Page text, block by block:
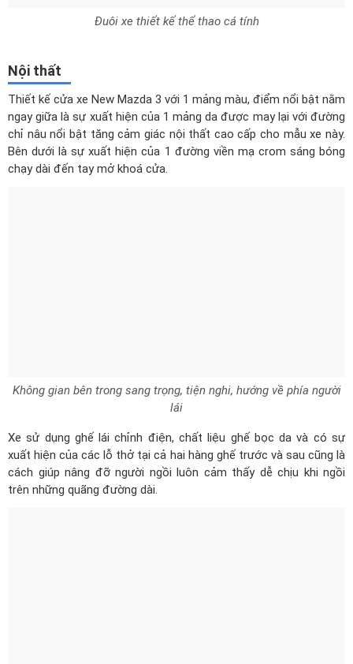
Đuôi xe thiết kế thể thao cá tính
Nội thất
Thiết kế cửa xe New Mazda 3 với 1 mảng màu, điểm nổi bật nằm
ngay giữa là sự xuất hiện của 1 mảng da được may lại với đường
chỉ nâu nổi bật tăng cảm giác nội thất cao cấp cho mẫu xe này.
Bên dưới là sự xuất hiện của 1 đường viền mạ crom sáng bóng
chạy dài đến tay mở khoá cửa.
Không gian bên trong sang trọng, tiện nghi, hướng về phía người
lái
Xe sử dụng ghế lái chỉnh điện, chất liệu ghế bọc da và có sự
xuất hiện của các lỗ thở tại cả hai hàng ghế trước và sau cũng là
cách giúp nâng đỡ người ngồi luôn cảm thấy dễ chịu khi ngồi
trên những quãng đường dài.